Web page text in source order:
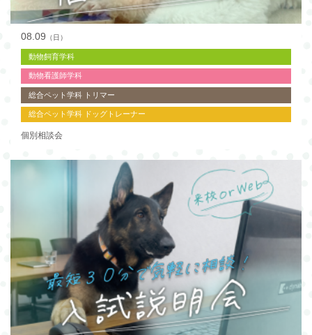
08.09 （日）
動物飼育学科
動物看護師学科
総合ペット学科 トリマー
総合ペット学科 ドッグトレーナー
個別相談会